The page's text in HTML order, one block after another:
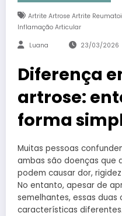
Artrite Artrose Artrite
Inflamação Articular
Luana 23/03/2026
Diferença
artrose:
forma
Muitas pessoas
ambas são doenças que
podem causar dor,
No entanto, apesar de
semelhantes, essas duas
características diferentes.